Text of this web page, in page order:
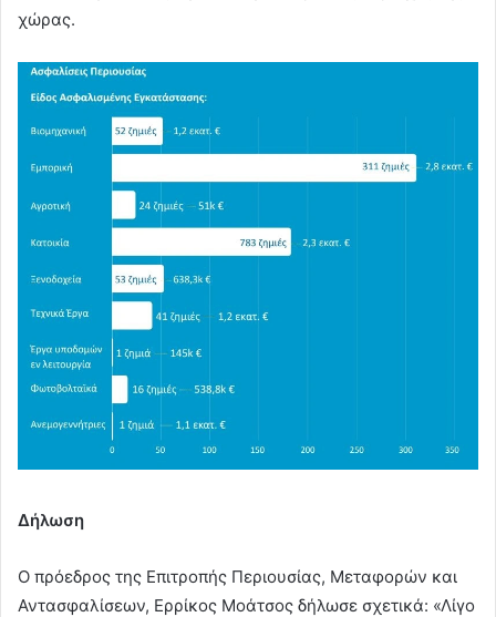
χώρας.
Δήλωση
Ο πρόεδρος της Επιτροπής Περιουσίας, Μεταφορών και
Αντασφαλίσεων, Ερρίκος Μοάτσος δήλωσε σχετικά: «Λίγο